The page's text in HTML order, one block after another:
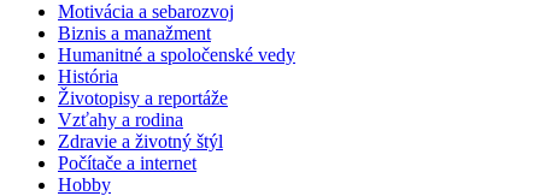
Motivácia a sebarozvoj
Biznis a manažment
Humanitné a spoločenské vedy
História
Životopisy a reportáže
Vzťahy a rodina
Zdravie a životný štýl
Počítače a internet
Hobby